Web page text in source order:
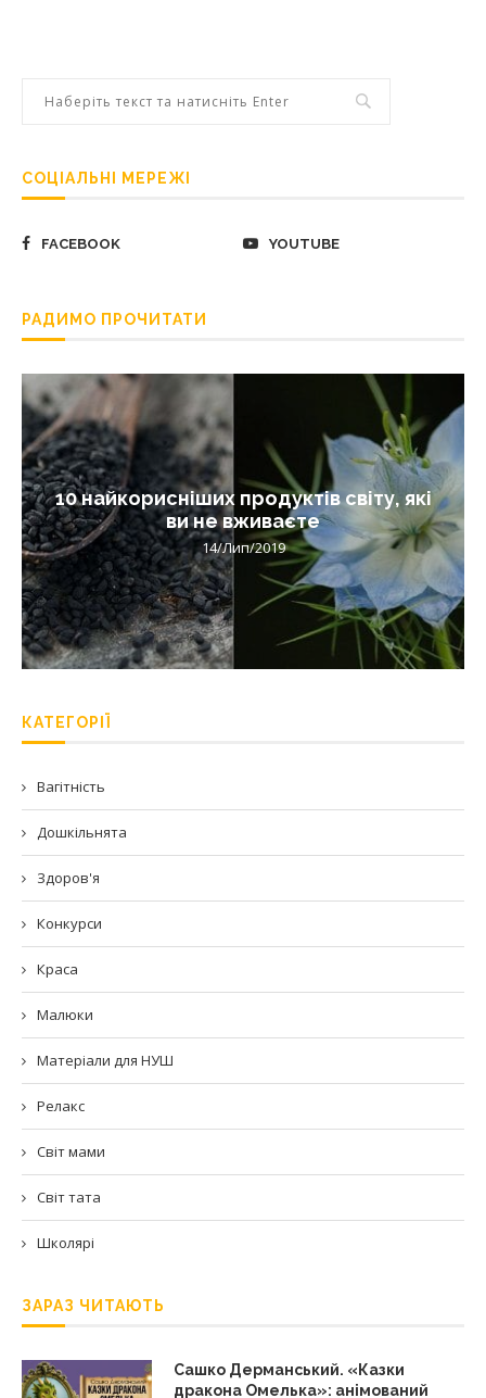
СОЦІАЛЬНІ МЕРЕЖІ
FACEBOOK YOUTUBE
РАДИМО ПРОЧИТАТИ
10 найкорисніших продуктів світу, які
ви не вживаєте
14/Лип/2019
КАТЕГОРІЇ
Вагітність
Дошкільнята
Здоров'я
Конкурси
Краса
Малюки
Матеріали для НУШ
Релакс
Світ мами
Світ тата
Школярі
ЗАРАЗ ЧИТАЮТЬ
Сашко Дерманський. «Казки
дракона Омелька»: анімований